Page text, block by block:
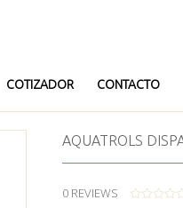
COTIZADOR CONTACTO
AQUATROLS
0 REVIEWS